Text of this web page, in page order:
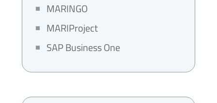
MARINGO
MARIProject
SAP Business One